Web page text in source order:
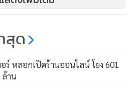
อบปากคำ
ยากเพื่อช่วยเด็กตกกรง!!
สุด
ร์ หลอกเปิดร้านออนไลน์ โยง 601
ล้าน